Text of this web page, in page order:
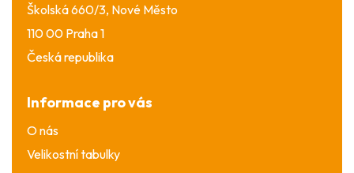
Školská 660/3, Nové Město
110 00 Praha 1
Česká republika
Informace pro vás
O nás
Velikostní tabulky